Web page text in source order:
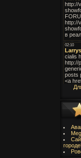
городе!